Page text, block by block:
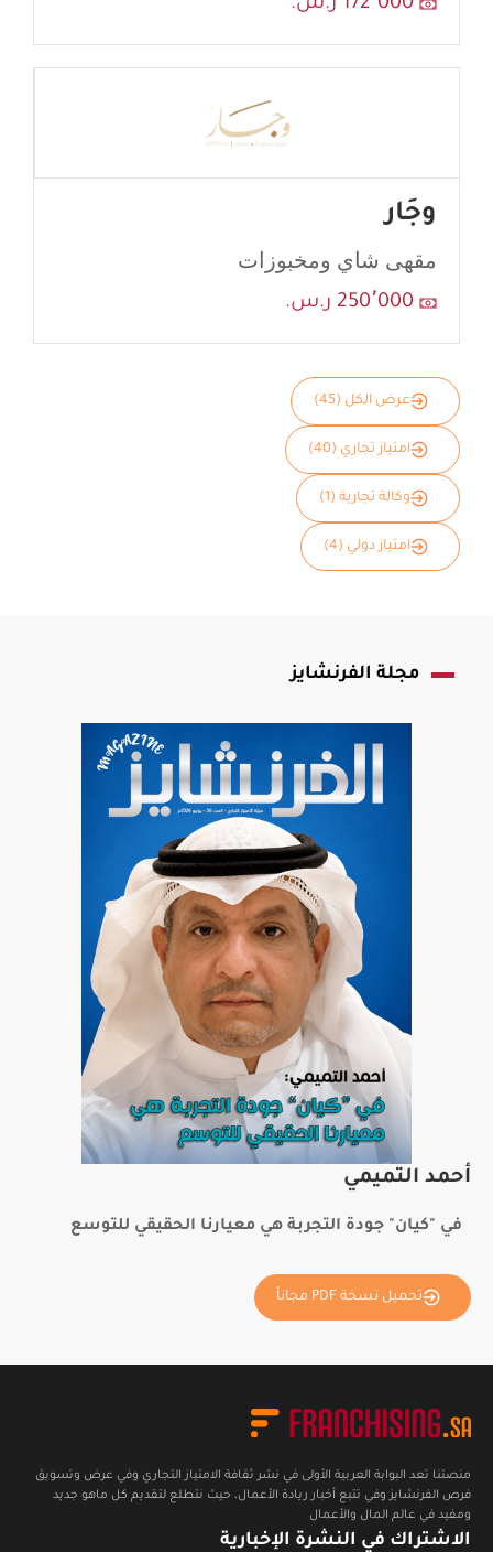
172٬000 ر.س.
وجَار
مقهى شاي ومخبوزات
250٬000 ر.س.
عرض الكل (45)
امتياز تجاري (40)
وكالة تجارية (1)
امتياز دولي (4)
مجلة الفرنشايز
أحمد التميمي
في "كيان" جودة التجربة هي معيارنا الحقيقي للتوسع
تحميل نسخة PDF مجاناً
منصتنا تعد البوابة العربية الأولى في نشر ثقافة الامتياز التجاري وفي عرض وتسويق
فرص الفرنشايز وفي تتبع أخبار ريادة الأعمال، حيث نتطلع لتقديم كل ماهو جديد
ومفيد في عالم المال والأعمال
الاشتراك في النشرة الإخبارية